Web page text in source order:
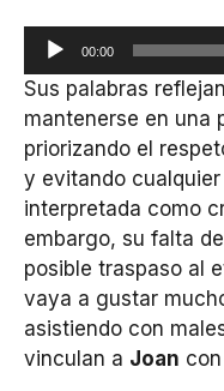
Reproductor
de
audio
00:00
Sus palabras
mantenerse en una
priorizando el
y evitando
interpretada como
embargo, su falta
posible traspaso al
vaya a gustar
asistiendo con
vinculan a Joan